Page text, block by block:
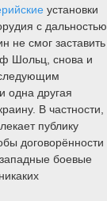
установки
с дальностью
не смог заставить
Шольц, снова и
одна другая
В частности,
публику
договорённости
боевые